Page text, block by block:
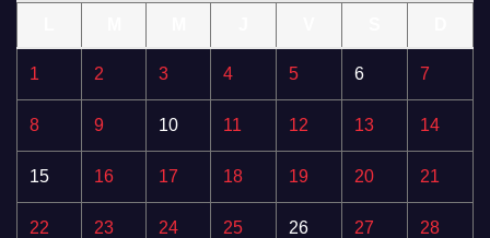
1 2 3 4 5 6 7
8 9 10 11 12 13 14
15 16 17 18 19 20 21
22 23 24 25 26 27 28